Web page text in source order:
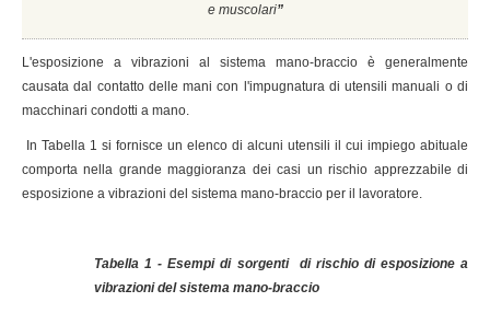
e muscolari”
L'esposizione a vibrazioni al sistema mano-braccio è generalmente
causata dal contatto delle mani con l'impugnatura di utensili manuali o di
macchinari condotti a mano.
In Tabella 1 si fornisce un elenco di alcuni utensili il cui impiego abituale
comporta nella grande maggioranza dei casi un rischio apprezzabile di
esposizione a vibrazioni del sistema mano-braccio per il lavoratore.
Tabella 1 - Esempi di sorgenti di rischio di esposizione a
vibrazioni del sistema mano-braccio